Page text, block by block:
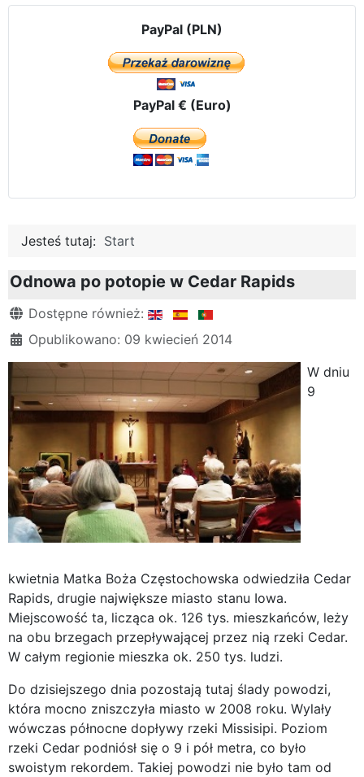
PayPal (PLN)
PayPal € (Euro)
Jesteś tutaj: Start
Odnowa po potopie w Cedar Rapids
Szczegóły
Dostępne również:
Opublikowano: 09 kwiecień 2014
W dniu
9
kwietnia Matka Boża Częstochowska odwiedziła Cedar
Rapids, drugie największe miasto stanu Iowa.
Miejscowość ta, licząca ok. 126 tys. mieszkańców, leży
na obu brzegach przepływającej przez nią rzeki Cedar.
W całym regionie mieszka ok. 250 tys. ludzi.
Do dzisiejszego dnia pozostają tutaj ślady powodzi,
która mocno zniszczyła miasto w 2008 roku. Wylały
wówczas północne dopływy rzeki Missisipi. Poziom
rzeki Cedar podniósł się o 9 i pół metra, co było
swoistym rekordem. Takiej powodzi nie było tam od